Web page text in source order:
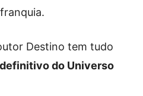
Destino tem tudo
do Universo